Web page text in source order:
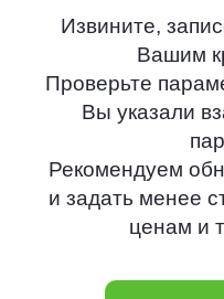
Извините,
Вашим
Проверьте
Вы указали
Рекомендуем
и задать менее
ценам и